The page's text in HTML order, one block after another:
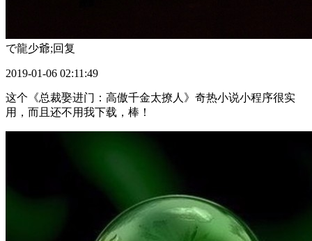
で龍少爺;回复
2019-01-06 02:11:49
这个《总裁娶进门：高傲千金太撩人》奇热小说小程序很实
用，而且还不用我下载，棒！